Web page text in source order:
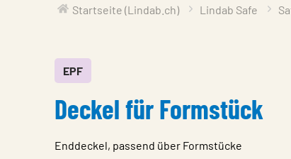
Startseite (Lindab.ch) Lindab Safe
EPF
Deckel für Formstück
Enddeckel, passend über Formstücke